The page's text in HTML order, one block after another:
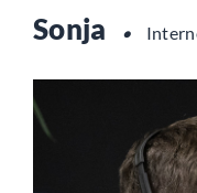
Sonja •